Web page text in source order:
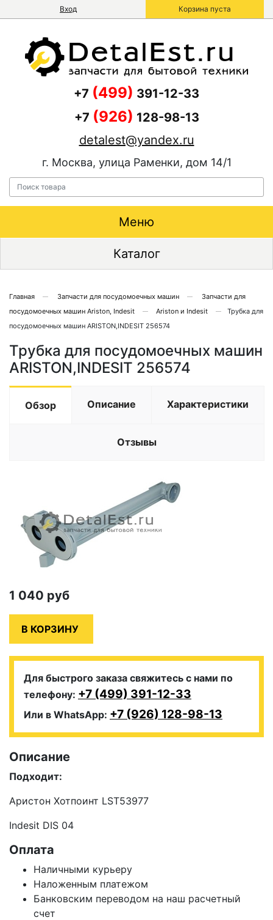
Вход Корзина пуста
+7 (499) 391-12-33
+7 (926) 128-98-13
detalest@yandex.ru
г. Москва, улица Раменки, дом 14/1
Меню
Каталог
Главная Запчасти для посудомоечных машин
Запчасти для
посудомоечных машин Ariston, Indesit
Ariston и Indesit
Трубка для
посудомоечных машин ARISTON,INDESIT 256574
Трубка для посудомоечных машин
ARISTON,INDESIT 256574
Обзор Описание Характеристики
Отзывы
1 040 руб
Для быстрого заказа свяжитесь с нами по
телефону: +7 (499) 391-12-33
Или в WhatsApp: +7 (926) 128-98-13
Описание
Подходит:
Аристон Хотпоинт LST53977
Indesit DIS 04
Оплата
Наличными курьеру
Наложенным платежом
Банковским переводом на наш расчетный
счет